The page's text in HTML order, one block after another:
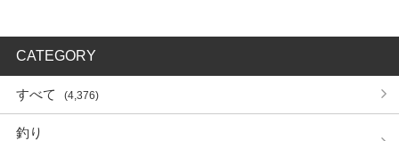
CATEGORY
すべて (4,376)
釣り